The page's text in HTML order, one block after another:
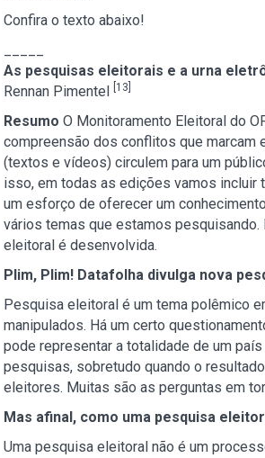
Confira o texto abaixo!
As pesquisas eleitorais e a urna
Rennan Pimentel [13]
Resumo O Monitoramento Eleitoral do
compreensão dos conflitos que marcam
(textos e vídeos) circulem para um
isso, em todas as edições vamos
um esforço de oferecer um
vários temas que estamos pesquisando.
eleitoral é desenvolvida.
Plim, Plim! Datafolha divulga nova
Pesquisa eleitoral é um tema polêmico
manipulados. Há um certo
pode representar a totalidade de um
pesquisas, sobretudo quando o
eleitores. Muitas são as perguntas em
Mas afinal, como uma pesquisa
Uma pesquisa eleitoral não é um